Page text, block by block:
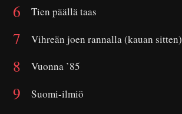
Tien päällä taas
Vihreän joen rannalla (kauan sitten)
Vuonna ’85
Suomi-ilmiö